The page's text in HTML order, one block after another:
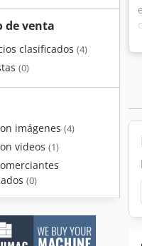
de venta
clasificados (4)
(0)
imágenes (4)
videos (1)
(0)